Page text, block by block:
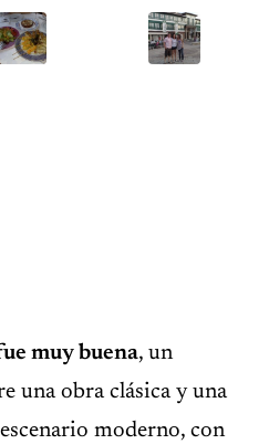
muy buena, un
una obra clásica y una
moderno, con